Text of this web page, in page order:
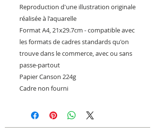
Reproduction d'une illustration originale
réalisée à l'aquarelle
Format A4, 21x29.7cm - compatible avec
les formats de cadres standards qu'on
trouve dans le commerce, avec ou sans
passe-partout
Papier Canson 224g
Cadre non fourni